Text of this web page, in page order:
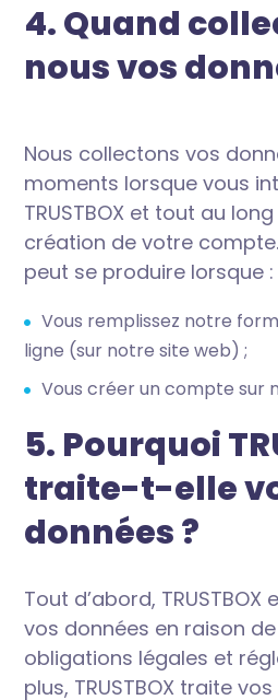
4. Quand
nous vos
Nous collectons vos
moments lorsque vous
TRUSTBOX et tout au
création de votre
peut se produire lorsque :
Vous remplissez notre
ligne (sur notre site web) ;
Vous créer un compte sur
5. Pourquoi
traite-t-elle
données ?
Tout d’abord,
vos données en raison
obligations légales et
plus, TRUSTBOX traite